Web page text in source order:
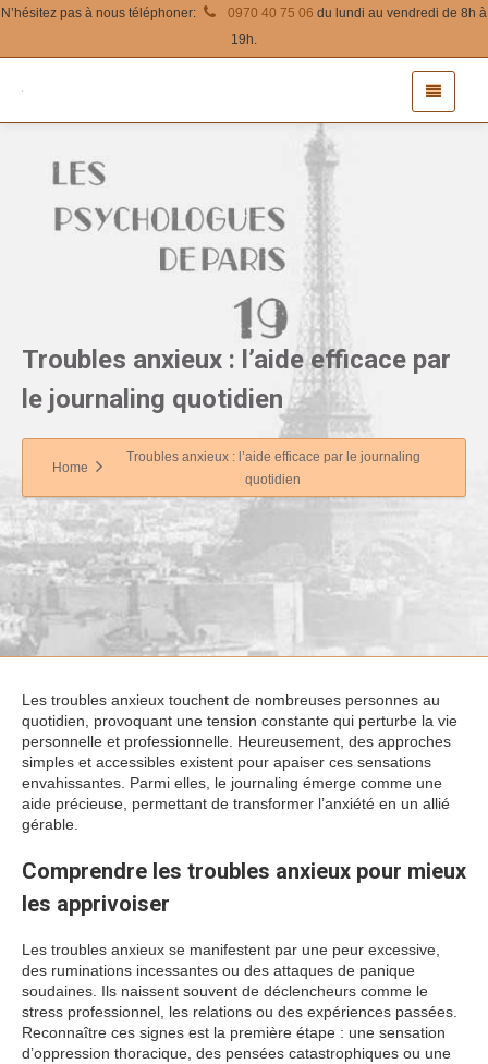
N’hésitez pas à nous téléphoner: 0970 40 75 06 du lundi au vendredi de 8h à
19h.
Troubles anxieux : l’aide efficace par
le journaling quotidien
Home
Troubles anxieux : l’aide efficace par le journaling
quotidien
Les troubles anxieux touchent de nombreuses personnes au
quotidien, provoquant une tension constante qui perturbe la vie
personnelle et professionnelle. Heureusement, des approches
simples et accessibles existent pour apaiser ces sensations
envahissantes. Parmi elles, le journaling émerge comme une
aide précieuse, permettant de transformer l’anxiété en un allié
gérable.
Comprendre les troubles anxieux pour mieux
les apprivoiser
Les troubles anxieux se manifestent par une peur excessive,
des ruminations incessantes ou des attaques de panique
soudaines. Ils naissent souvent de déclencheurs comme le
stress professionnel, les relations ou des expériences passées.
Reconnaître ces signes est la première étape : une sensation
d’oppression thoracique, des pensées catastrophiques ou une